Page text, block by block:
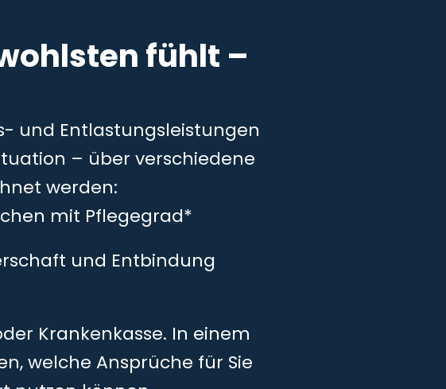
fühlt –
und Entlastungsleistungen
– über verschiedene
werden:
mit Pflegegrad*
und Entbindung
Krankenkasse. In einem
welche Ansprüche für Sie